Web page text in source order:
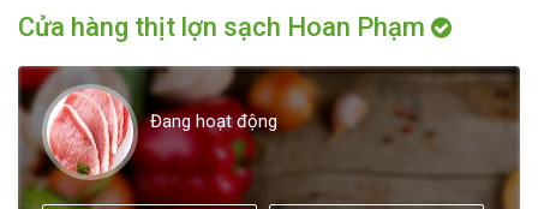
Cửa hàng thịt lợn sạch Hoan Phạm
Đang hoạt động